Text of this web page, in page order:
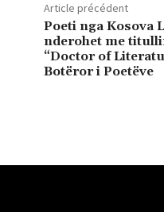
Article précédent
Poeti nga Kosova
nderohet me
“Doctor of
Botëror i Poetëve